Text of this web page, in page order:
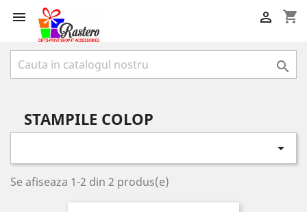
 shopping_cart


STAMPILE COLOP

Se afiseaza 1-2 din 2 produs(e)